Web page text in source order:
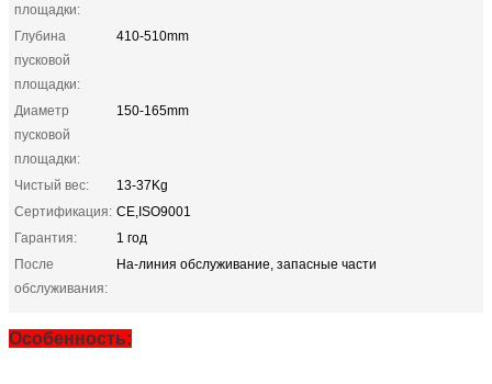
площадки:
Глубина
пусковой
площадки:
410-510mm
Диаметр
пусковой
площадки:
150-165mm
Чистый вес:
13-37Kg
Сертификация: CE,ISO9001
Гарантия:
1 год
После
обслуживания:
На-линия обслуживание, запасные части
Особенность: